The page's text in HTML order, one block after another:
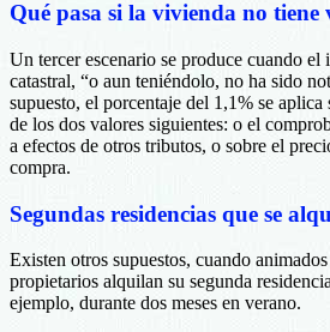
Qué pasa si la vivienda no
Un tercer escenario se produce cuando el
catastral, “o aun teniéndolo, no ha sido
supuesto, el porcentaje del 1,1% se
de los dos valores siguientes: o el
a efectos de otros tributos, o sobre el
compra.
Segundas residencias que se
Existen otros supuestos, cuando
propietarios alquilan su segunda
ejemplo, durante dos meses en verano.